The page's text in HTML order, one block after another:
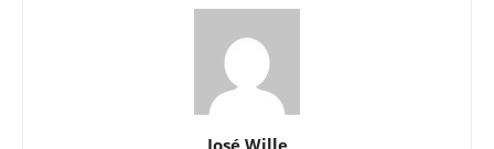
José Wille